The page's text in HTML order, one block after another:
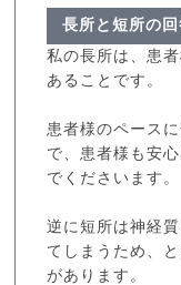
長所と短所の回
私の長所は、患
あることです。
患者様のペース
で、患者様も安
でくださいます。
逆に短所は神経
てしまうため、
があります。